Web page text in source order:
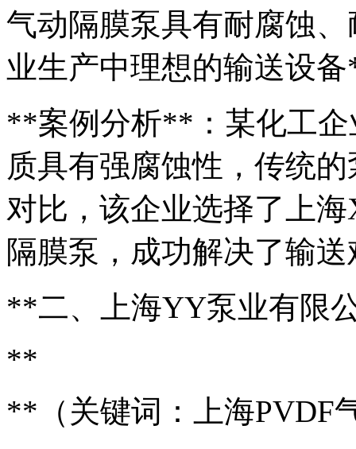
气动隔膜泵具有耐腐蚀
业生产中理想的输送设
**案例分析**：某化工企
质具有强腐蚀性，传统
对比，该企业选择了上
隔膜泵，成功解决了输
**二、上海YY泵业有限
**
**（关键词：上海PVDF